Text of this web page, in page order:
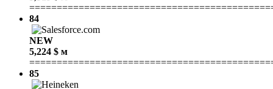
84
NEW
5,224 $ м
85